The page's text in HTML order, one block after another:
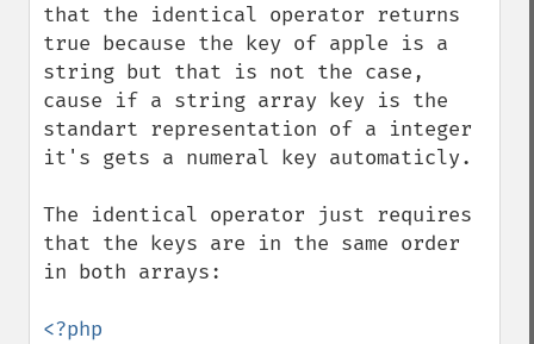
that the identical operator returns
true because the key of apple is a
string but that is not the case,
cause if a string array key is the
standart representation of a integer
it's gets a numeral key automaticly.
The identical operator just requires
that the keys are in the same order
in both arrays:
<?php